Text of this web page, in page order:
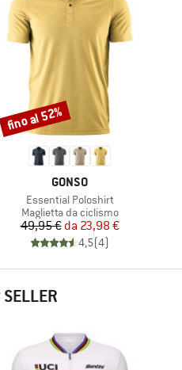
MARCHIO
GONSO
Articolo
Essential Poloshirt
Gruppo di prodotti
Maglietta da ciclismo
Prezzo
49,95 € Prezzo ridotto
da 23,98 €
4,5(4)
Sconto
fino al 52%
SELLER